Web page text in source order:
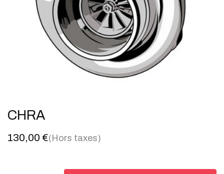
CHRA
130,00 €(Hors taxes)